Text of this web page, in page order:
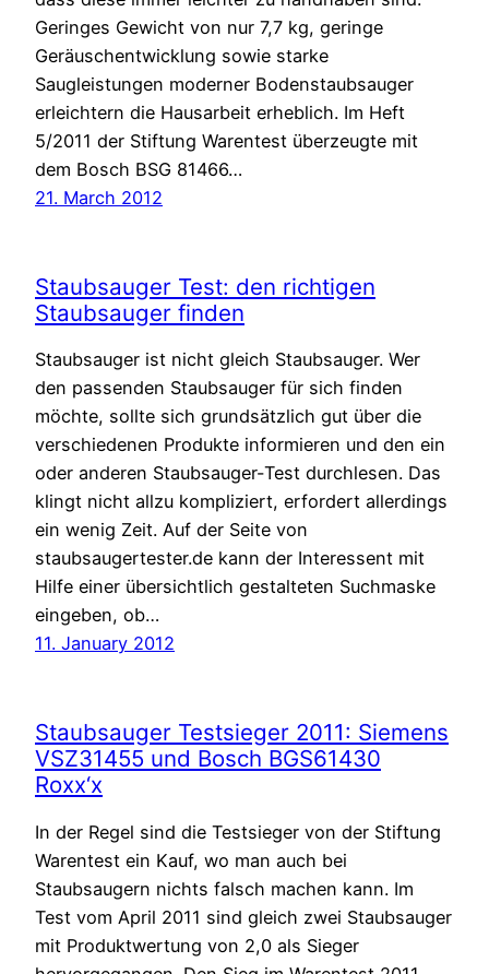
Geringes Gewicht von nur 7,7 kg, geringe
Geräuschentwicklung sowie starke
Saugleistungen moderner Bodenstaubsauger
erleichtern die Hausarbeit erheblich. Im Heft
5/2011 der Stiftung Warentest überzeugte mit
dem Bosch BSG 81466…
21. March 2012
Staubsauger Test: den richtigen
Staubsauger finden
Staubsauger ist nicht gleich Staubsauger. Wer
den passenden Staubsauger für sich finden
möchte, sollte sich grundsätzlich gut über die
verschiedenen Produkte informieren und den ein
oder anderen Staubsauger-Test durchlesen. Das
klingt nicht allzu kompliziert, erfordert allerdings
ein wenig Zeit. Auf der Seite von
staubsaugertester.de kann der Interessent mit
Hilfe einer übersichtlich gestalteten Suchmaske
eingeben, ob…
11. January 2012
Staubsauger Testsieger 2011: Siemens
VSZ31455 und Bosch BGS61430
Roxx‘x
In der Regel sind die Testsieger von der Stiftung
Warentest ein Kauf, wo man auch bei
Staubsaugern nichts falsch machen kann. Im
Test vom April 2011 sind gleich zwei Staubsauger
mit Produktwertung von 2,0 als Sieger